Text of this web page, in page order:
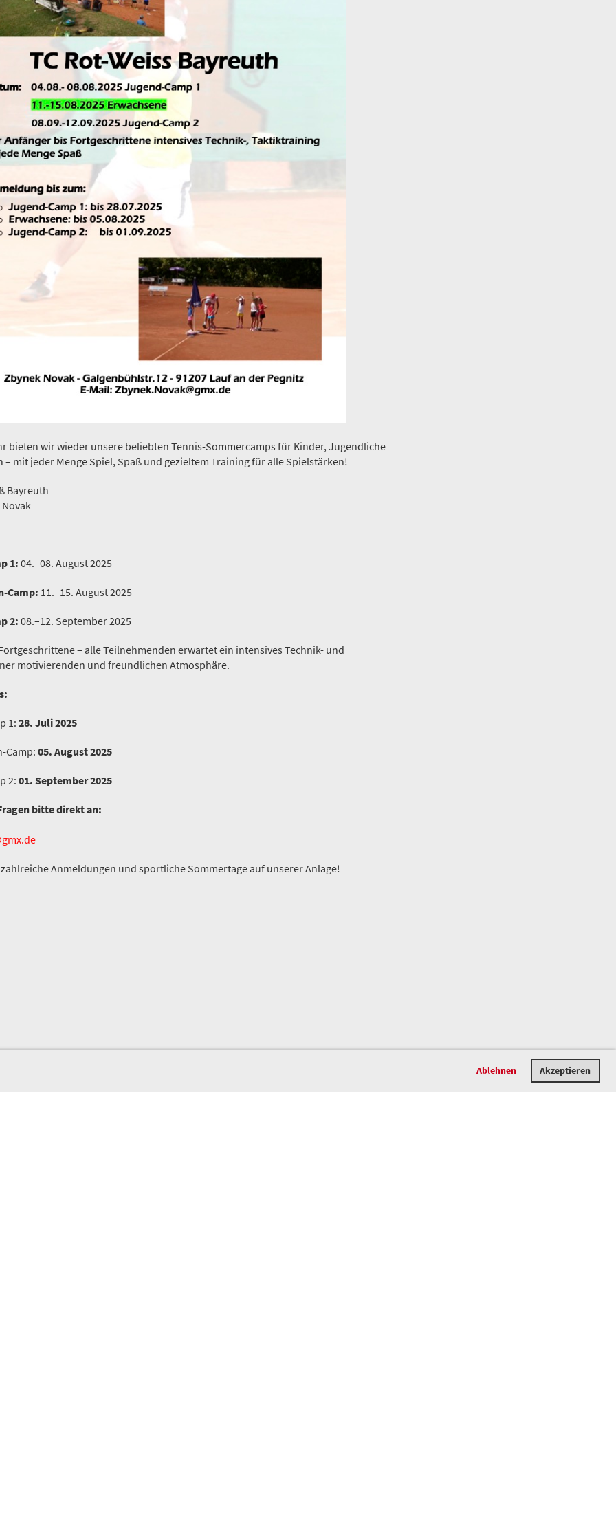
Ablehnen Akzeptieren
bieten wir wieder unsere beliebten Tennis-Sommercamps für Kinder, Jugendliche
– mit jeder Menge Spiel, Spaß und gezieltem Training für alle Spielstärken!
Bayreuth
1:04.–08. August 2025
Camp: 11.–15. August 2025
2:08.–12. September 2025
– alle Teilnehmenden erwartet ein intensives Technik- und
motivierenden und freundlichen Atmosphäre.
1:28. Juli 2025
Camp:05. August 2025
2:01. September 2025
bitte direkt an:
Anmeldungen und sportliche Sommertage auf unserer Anlage!